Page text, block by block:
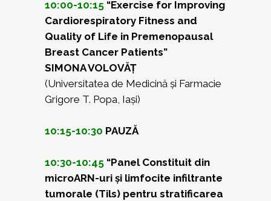
10:00-10:15 “Exercise for Improving
Cardiorespiratory Fitness and
Quality of Life in Premenopausal
Breast Cancer Patients”
SIMONA VOLOVĂȚ
(Universitatea de Medicină și Farmacie
Grigore T. Popa, Iași)
10:15-10:30 PAUZĂ
10:30-10:45 “Panel Constituit din
microARN-uri și limfocite infiltrante
tumorale (Tils) pentru stratificarea